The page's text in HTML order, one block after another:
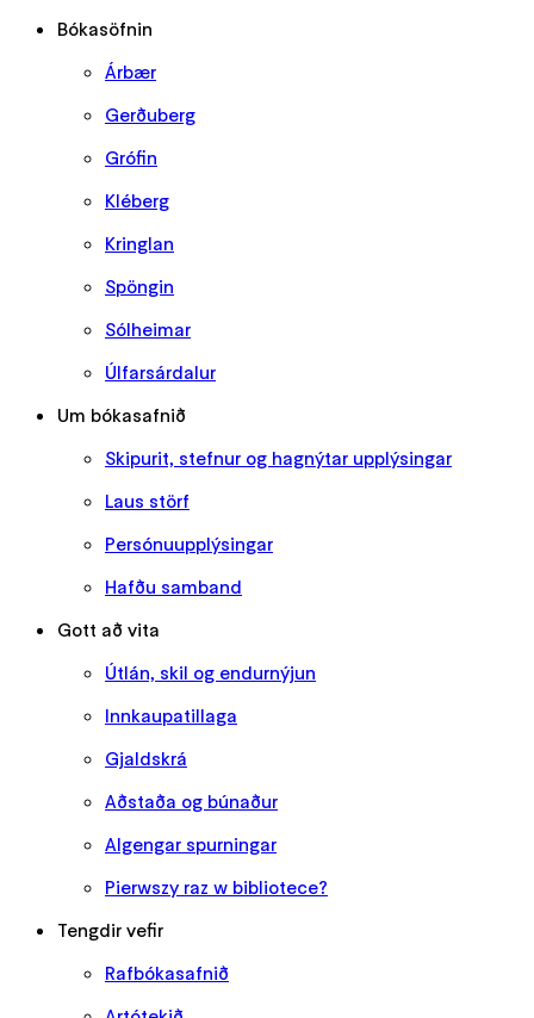
Bókasöfnin
Árbær
Gerðuberg
Grófin
Kléberg
Kringlan
Spöngin
Sólheimar
Úlfarsárdalur
Um bókasafnið
Skipurit, stefnur og hagnýtar upplýsingar
Laus störf
Persónuupplýsingar
Hafðu samband
Gott að vita
Útlán, skil og endurnýjun
Innkaupatillaga
Gjaldskrá
Aðstaða og búnaður
Algengar spurningar
Pierwszy raz w bibliotece?
Tengdir vefir
Rafbókasafnið